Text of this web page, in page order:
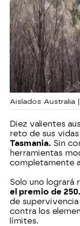
Aislados Australia
Diez valientes
reto de sus vidas
Tasmania. Sin
herramientas
completamente
Solo uno logrará
el premio de
de supervivencia
contra los
límites.